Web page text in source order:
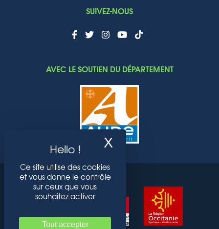
SUIVEZ-NOUS
AVEC LE SOUTIEN DU DÉPARTEMENT
Ce site utilise des cookies
et vous donne le contrôle
sur ceux que vous
souhaitez activer
Tout accepter
X Masquer le